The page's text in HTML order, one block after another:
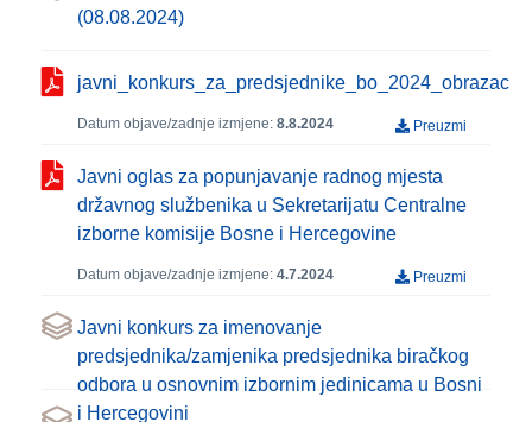
(08.08.2024)
javni_konkurs_za_predsjednike_bo_2024_obrazac
Datum objave/zadnje izmjene: 8.8.2024 Preuzmi
Javni oglas za popunjavanje radnog mjesta
državnog službenika u Sekretarijatu Centralne
izborne komisije Bosne i Hercegovine
Datum objave/zadnje izmjene: 4.7.2024 Preuzmi
Javni konkurs za imenovanje
predsjednika/zamjenika predsjednika biračkog
odbora u osnovnim izbornim jedinicama u Bosni
i Hercegovini